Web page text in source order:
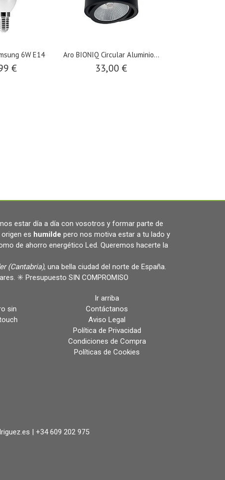
6W E14
€
Aro BIONIQ Circular Aluminio...
33,00 €
estar día a día con vosotros y formar parte de
es humilde pero nos motiva estar a tu lado y
de ahorro energético Led. Queremos hacerte la
(Cantabria), una bella ciudad del norte de España.
✳️ Presupuesto SIN COMPROMISO
sin
Ir arriba
Contáctanos
Aviso Legal
Política de Privacidad
Condiciones de Compra
Políticas de Cookies
| +34 609 202 975